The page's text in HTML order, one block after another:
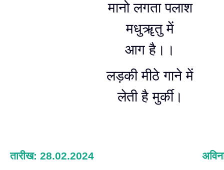
मानो लगता पलाश
मधुॠतु में
आग है।।
लड़की मीठे गाने में
लेती है मुर्की।
तारीख: 28.02.2024